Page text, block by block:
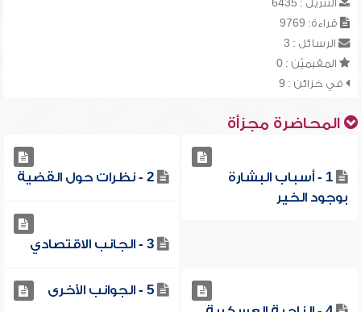
التنزيل : 6435
قراءة: 9769
الرسائل : 3
المقيميّن : 0
في خزائن : 9
المحاضرة مجزأة
1 - أسباب البشارة
بوجود الخير
2 - نظرات حول القضية
3 - الجانب الاقتصادي
5 - الجوانب الأخرى